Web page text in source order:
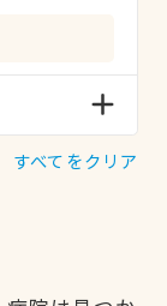
すべてをクリア